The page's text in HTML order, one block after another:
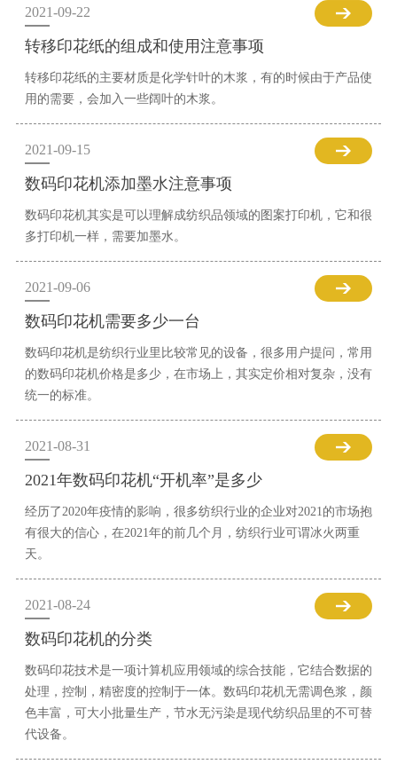
2021-09-22
转移印花纸的组成和使用注意事项
转移印花纸的主要材质是化学针叶的木浆，有的时候由于产品使
用的需要，会加入一些阔叶的木浆。
2021-09-15
数码印花机添加墨水注意事项
数码印花机其实是可以理解成纺织品领域的图案打印机，它和很
多打印机一样，需要加墨水。
2021-09-06
数码印花机需要多少一台
数码印花机是纺织行业里比较常见的设备，很多用户提问，常用
的数码印花机价格是多少，在市场上，其实定价相对复杂，没有
统一的标准。
2021-08-31
2021年数码印花机“开机率”是多少
经历了2020年疫情的影响，很多纺织行业的企业对2021的市场抱
有很大的信心，在2021年的前几个月，纺织行业可谓冰火两重
天。
2021-08-24
数码印花机的分类
数码印花技术是一项计算机应用领域的综合技能，它结合数据的
处理，控制，精密度的控制于一体。数码印花机无需调色浆，颜
色丰富，可大小批量生产，节水无污染是现代纺织品里的不可替
代设备。